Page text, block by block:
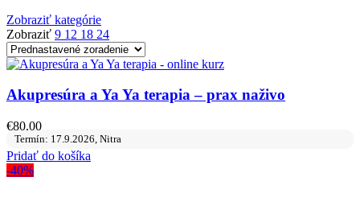
Zobraziť kategórie
Zobraziť 9 12 18 24
Akupresúra a Ya Ya terapia – prax naživo
€80.00
Termín: 17.9.2026, Nitra
Pridať do košíka
-40%